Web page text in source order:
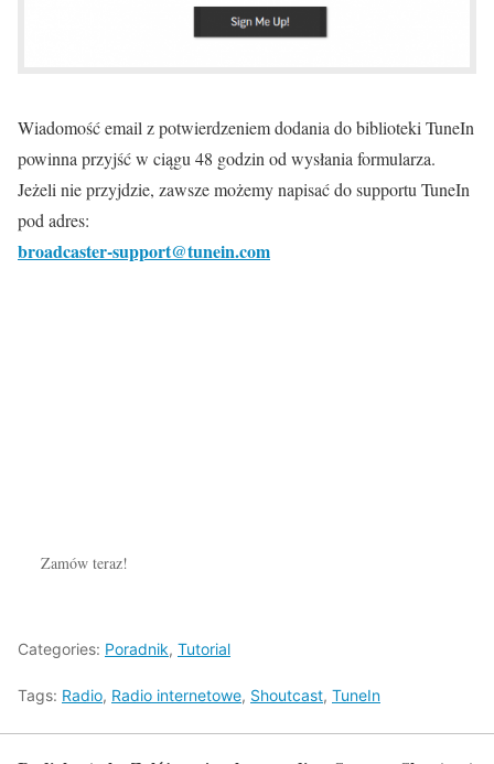
Wiadomość email z potwierdzeniem dodania do biblioteki TuneIn
powinna przyjść w ciągu 48 godzin od wysłania formularza.
Jeżeli nie przyjdzie, zawsze możemy napisać do supportu TuneIn
pod adres:
broadcaster-support@tunein.com
Zamów teraz!
Categories: Poradnik, Tutorial
Tags: Radio, Radio internetowe, Shoutcast, TuneIn